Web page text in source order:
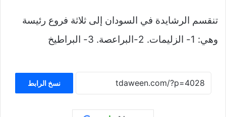
تنقسم الرشايدة في السودان إلى ثلاثة فروع رئيسة
وهي: 1- الزليمات. 2-البراعصة. 3- البراطيخ
نسخ الرابط